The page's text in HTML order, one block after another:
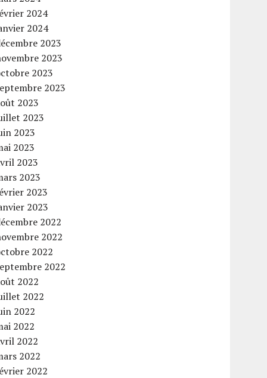
2024
2024
2023
2023
2023
2023
2023
2023
2023
2023
2023
2023
2023
2023
2022
2022
2022
2022
2022
2022
2022
2022
2022
2022
2022